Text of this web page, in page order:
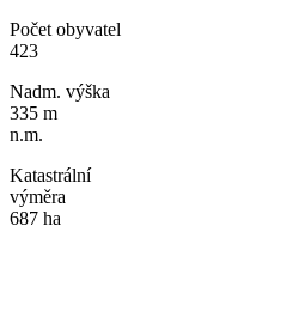
Počet obyvatel
423
Nadm. výška
335 m
n.m.
Katastrální
výměra
687 ha